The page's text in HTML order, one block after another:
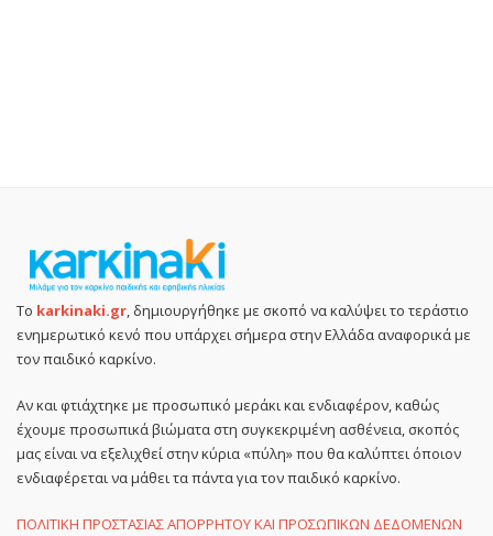
Το karkinaki.gr, δημιουργήθηκε με σκοπό να καλύψει το τεράστιο
ενημερωτικό κενό που υπάρχει σήμερα στην Ελλάδα αναφορικά με
τον παιδικό καρκίνο.
Αν και φτιάχτηκε με προσωπικό μεράκι και ενδιαφέρον, καθώς
έχουμε προσωπικά βιώματα στη συγκεκριμένη ασθένεια, σκοπός
μας είναι να εξελιχθεί στην κύρια «πύλη» που θα καλύπτει όποιον
ενδιαφέρεται να μάθει τα πάντα για τον παιδικό καρκίνο.
ΠΟΛΙΤΙΚΗ ΠΡΟΣΤΑΣΙΑΣ ΑΠΟΡΡΗΤΟΥ ΚΑΙ ΠΡΟΣΩΠΙΚΩΝ ΔΕΔΟΜΕΝΩΝ